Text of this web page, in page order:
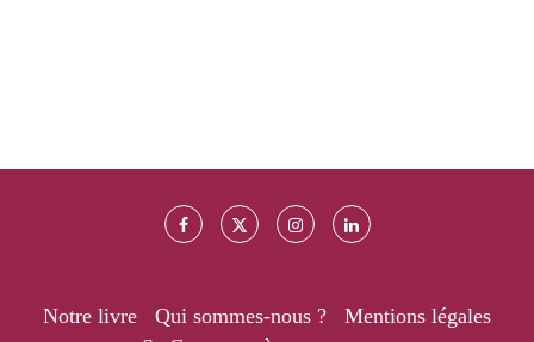
Notre livre Qui sommes-nous ?
Mentions légales